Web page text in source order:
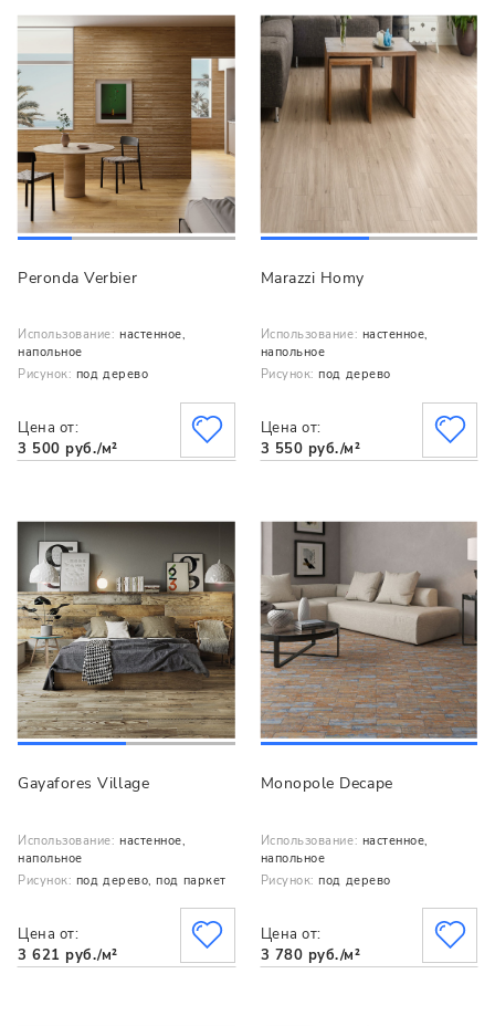
Peronda Verbier
Использование: настенное,
напольное
Рисунок: под дерево
Цена от:
3 500 руб./м²
Marazzi Homy
Использование: настенное,
напольное
Рисунок: под дерево
Цена от:
3 550 руб./м²
Gayafores Village
Использование: настенное,
напольное
Рисунок: под дерево, под паркет
Цена от:
3 621 руб./м²
Monopole Decape
Использование: настенное,
напольное
Рисунок: под дерево
Цена от:
3 780 руб./м²